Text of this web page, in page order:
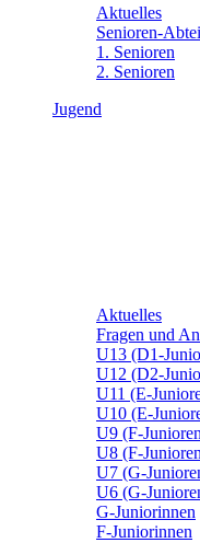
Aktuelles
Senioren-
1. Senioren
2. Senioren
Jugend
Aktuelles
Fragen und
U13 (D1-
U12 (D2-
U11 (E-
U10 (E-
U9 (F-
U8 (F-
U7 (G-
U6 (G-
G-Juniorinnen
F-Juniorinnen